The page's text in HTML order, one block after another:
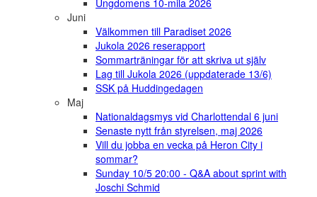
Juni
Välkommen till Paradiset 2026
Jukola 2026 reserapport
Sommarträningar för att skriva ut själv
Lag till Jukola 2026 (uppdaterade 13/6)
SSK på Huddingedagen
Maj
Nationaldagsmys vid Charlottendal 6 juni
Senaste nytt från styrelsen, maj 2026
Vill du jobba en vecka på Heron City i
sommar?
Sunday 10/5 20:00 - Q&A about sprint with
Joschi Schmid